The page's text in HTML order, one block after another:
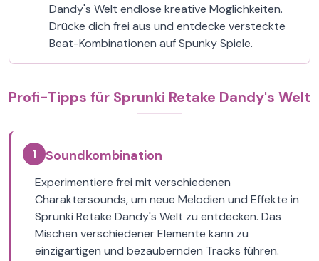
Dandy's Welt endlose kreative Möglichkeiten.
Drücke dich frei aus und entdecke versteckte
Beat-Kombinationen auf Spunky Spiele.
Profi-Tipps für Sprunki Retake Dandy's Welt
1 Soundkombination
Experimentiere frei mit verschiedenen
Charaktersounds, um neue Melodien und Effekte in
Sprunki Retake Dandy's Welt zu entdecken. Das
Mischen verschiedener Elemente kann zu
einzigartigen und bezaubernden Tracks führen.